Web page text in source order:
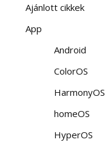
Ajánlott cikkek
App
Android
ColorOS
HarmonyOS
homeOS
HyperOS